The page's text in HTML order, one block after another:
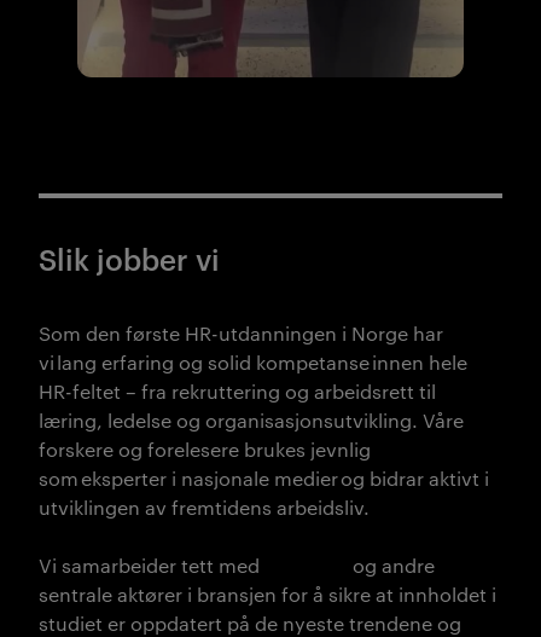
Slik jobber vi
Som den første HR-utdanningen i Norge har
vi lang erfaring og solid kompetanse innen hele
HR-feltet – fra rekruttering og arbeidsrett til
læring, ledelse og organisasjonsutvikling. Våre
forskere og forelesere brukes jevnlig
someksperter i nasjonale medierog bidrar aktivt i
utviklingen av fremtidens arbeidsliv.
Vi samarbeider tett med
og andre
sentrale aktører i bransjen for å sikre at innholdet i
studiet er oppdatert på de nyeste trendene og